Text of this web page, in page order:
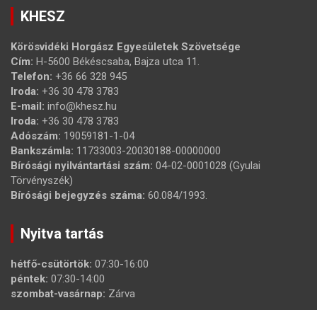
KHESZ
Körösvidéki Horgász Egyesületek Szövetsége
Cím: H-5600 Békéscsaba, Bajza utca 11.
Telefon: +36 66 328 945
Iroda: +36 30 478 3783
E-mail: info@khesz.hu
Iroda: +36 30 478 3783
Adószám: 19059181-1-04
Bankszámla: 11733003-20030188-00000000
Bírósági nyilvántartási szám: 04-02-0001028 (Gyulai
Törvényszék)
Bírósági bejegyzés száma: 60.084/1993.
Nyitva tartás
hétfő-csütörtök: 07:30-16:00
péntek: 07:30-14:00
szombat-vasárnap: Zárva